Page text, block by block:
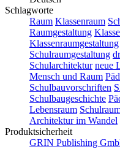
Schlagworte
Raum Klassenraum
Raumgestaltung
Klassenraumgestaltung
Schulraumgestaltung
Schularchitektur neue
Mensch und Raum
Schulbauvorschriften
Schulbaugeschichte
Lebensraum
Architektur im Wandel
Produktsicherheit
GRIN Publishing